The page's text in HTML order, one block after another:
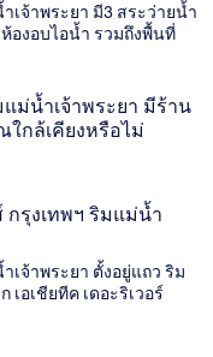
เจ้าพระยา มี3 สระว่ายน้ำ
องอบไอน้ำ รวมถึงพื้นที่
ม่น้ำเจ้าพระยา มีร้าน
กล้เคียงหรือไม่
รุงเทพฯ ริมแม่น้ำ
จ้าพระยา ตั้งอยู่แถว ริม
เอเชียทีค เดอะริเวอร์